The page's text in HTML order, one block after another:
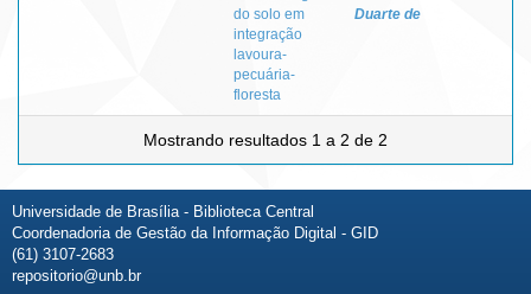
do solo em
integração
lavoura-
pecuária-
floresta
Duarte de
Mostrando resultados 1 a 2 de 2
Universidade de Brasília - Biblioteca Central
Coordenadoria de Gestão da Informação Digital - GID
(61) 3107-2683
repositorio@unb.br